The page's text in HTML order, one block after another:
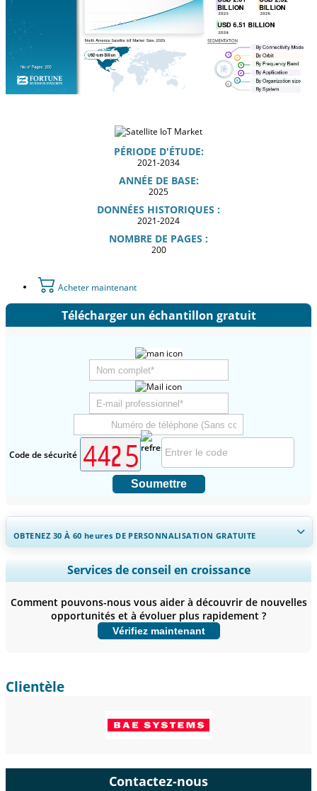
PÉRIODE D'ÉTUDE:
2021-2034
ANNÉE DE BASE:
2025
DONNÉES HISTORIQUES :
2021-2024
NOMBRE DE PAGES :
200
Acheter maintenant
Télécharger un échantillon gratuit
Code de sécurité
Soumettre
OBTENEZ 30 À 60heures DE PERSONNALISATION GRATUITE
Ampliar a cobertura regional e por país, Análise de segmentos,
Perfis de empresas, Benchmarking competitivo, e insights sobre o
Personnaliser maintenant
Services de conseil en croissance
Comment pouvons-nous vous aider à découvrir de nouvelles
opportunités et à évoluer plus rapidement ?
Vérifiez maintenant
Clientèle
Contactez-nous